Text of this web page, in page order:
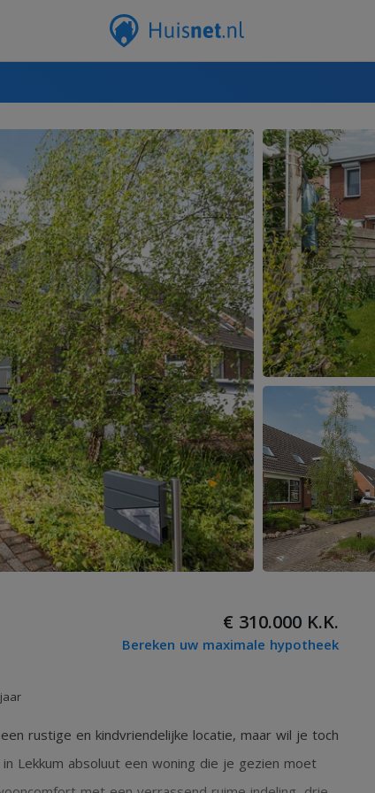
€ 310.000 K.K.
Bereken uw maximale hypotheek
rustige en kindvriendelijke locatie, maar wil je toch
Lekkum absoluut een woning die je gezien moet